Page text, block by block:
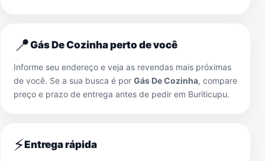
📍Gás De Cozinha perto de você
Informe seu endereço e veja as revendas mais próximas
de você. Se a sua busca é por Gás De Cozinha, compare
preço e prazo de entrega antes de pedir em Buriticupu.
⚡Entrega rápida